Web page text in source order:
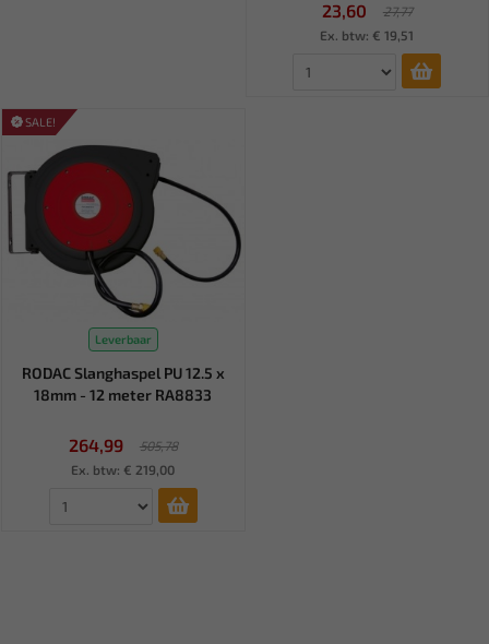
23,60
27,77
Ex. btw: € 19,51
SALE!
Leverbaar
RODAC Slanghaspel PU 12.5 x
18mm - 12 meter RA8833
264,99
505,78
Ex. btw: € 219,00